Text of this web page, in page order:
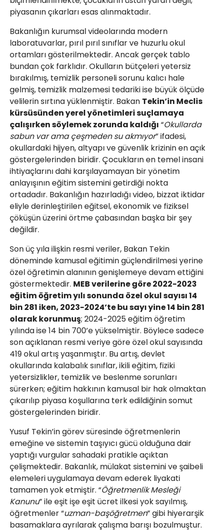
piyasanın çıkarları esas alınmaktadır.
Bakanlığın kurumsal videolarında modern
laboratuvarlar, pırıl pırıl sınıflar ve huzurlu okul
ortamları gösterilmektedir. Ancak gerçek tablo
bundan çok farklıdır. Okulların bütçeleri yetersiz
bırakılmış, temizlik personeli sorunu kalıcı hale
gelmiş, temizlik malzemesi tedariki ise büyük ölçüde
velilerin sırtına yüklenmiştir. Bakan Tekin’in Meclis
kürsüsünden yerel yönetimleri suçlamaya
çalışırken söylemek zorunda kaldığı “Okullarda
sabun var ama çeşmeden su akmıyor” ifadesi,
okullardaki hijyen, altyapı ve güvenlik krizinin en açık
göstergelerinden biridir. Çocukların en temel insani
ihtiyaçlarını dahi karşılayamayan bir yönetim
anlayışının eğitim sistemini getirdiği nokta
ortadadır. Bakanlığın hazırladığı video, bizzat iktidar
eliyle derinleştirilen eğitsel, ekonomik ve fiziksel
çöküşün üzerini örtme çabasından başka bir şey
değildir.
Son üç yıla ilişkin resmi veriler, Bakan Tekin
döneminde kamusal eğitimin güçlendirilmesi yerine
özel öğretimin alanının genişlemeye devam ettiğini
göstermektedir. MEB verilerine göre 2022-2023
eğitim öğretim yılı sonunda özel okul sayısı 14
bin 281 iken, 2023-2024’te bu sayı yine 14 bin 281
olarak korunmuş; 2024-2025 eğitim öğretim
yılında ise 14 bin 700’e yükselmiştir. Böylece sadece
son açıklanan resmi veriye göre özel okul sayısında
419 okul artış yaşanmıştır. Bu artış, devlet
okullarında kalabalık sınıflar, ikili eğitim, fiziki
yetersizlikler, temizlik ve beslenme sorunları
sürerken; eğitim hakkının kamusal bir hak olmaktan
çıkarılıp piyasa koşullarına terk edildiğinin somut
göstergelerinden biridir.
Yusuf Tekin’in görev süresinde öğretmenlerin
emeğine ve sistemin taşıyıcı gücü olduğuna dair
yaptığı vurgular sahadaki pratikle açıktan
çelişmektedir. Bakanlık, mülakat sistemini ve şaibeli
elemeleri uygulamaya devam ederek liyakati
tamamen yok etmiştir. “Öğretmenlik Mesleği
Kanunu” ile eşit işe eşit ücret ilkesi yok sayılmış,
öğretmenler “uzman-başöğretmen” gibi hiyerarşik
basamaklara ayrılarak çalışma barışı bozulmuştur.